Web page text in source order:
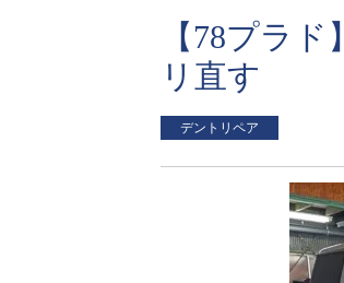
【78プラ
リ直す
デントリペア